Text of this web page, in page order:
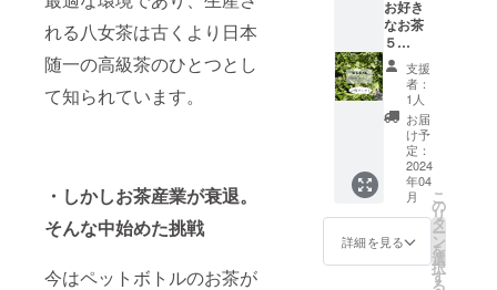
れる八女茶は古くより日本
随一の高級茶のひとつとし
て知られています。
・しかしお茶産業が衰退。
そんな中始めた挑戦
今はペットボトルのお茶が
原/原産
地 ・有
機抹茶/
名称
有機茶
葉/原
料
30g/内
容量
2024年
11月/賞
味期
の封を
して、
材料
25g/内
容量
限 袋
の封を
して、
冷暗所
にて/保
存方
法 福
岡県八
女市黒
木町笠
原/原産
地 ・有
じ茶/名
称 有
もぎ/原
料
15g/内
容量
2025年
4月/賞
味期
限 袋
の封を
して、
冷暗所
にて/保
存方
法 福
茶、紅
茶、ほ
うじ
茶、抹
茶）４
個ずつ
のセッ
トに、
よもぎ
製品３
種類
（よも
ぎ茶、
よもぎ
お好き
なお茶
５
kg！！
煎茶、
紅茶、
ほうじ
茶、抹
茶、よ
もぎ茶
の中か
らお好
きな組
み合わ
せでお
選びく
支援
者：
1人
お届
け予
定：
2024
年04
月
詳細を見る
こ
の
リ
タ
ー
ン
を
選
択
す
る